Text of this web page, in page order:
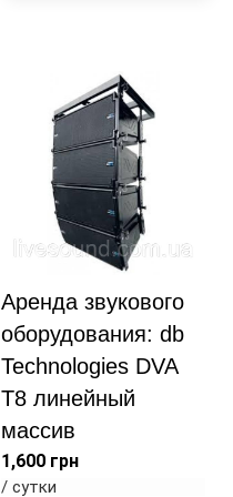
Аренда звукового
оборудования: db
Technologies DVA
T8 линейный
массив
1,600 грн
/ сутки